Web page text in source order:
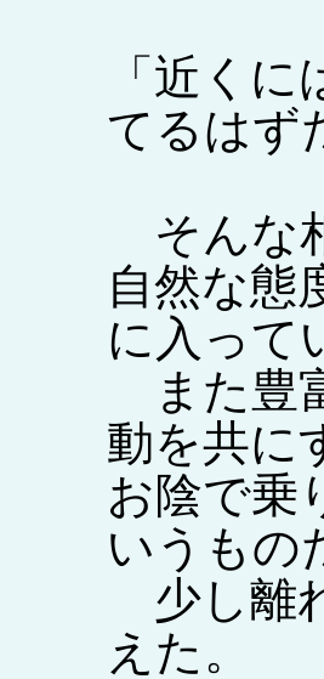
「近く
てるはず
そんな
自然な態
に入って
また豊
動を共に
お陰で乗
いうもの
少し離
えた。